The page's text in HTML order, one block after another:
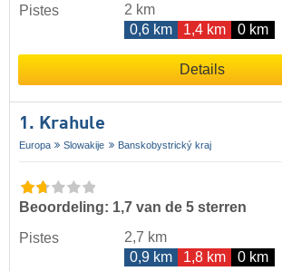
Pistes
2 km
0,6 km
1,4 km 0 km
Details
1. Krahule
Europa Slowakije Banskobystrický kraj
Beoordeling: 1,7 van de 5 sterren
Pistes
2,7 km
0,9 km
1,8 km 0 km